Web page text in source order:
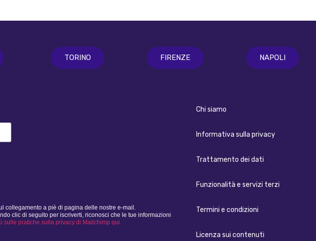
TORINO FIRENZE NAPOLI
collegamento a piè di pagina delle nostre e-mail.
clic di seguito per iscriverti, riconosci che le tue informazioni
sulle pratiche sulla privacy di Mailchimp qui.
Chi siamo
Informativa sulla privacy
Trattamento dei dati
Funzionalità e servizi terzi
Termini e condizioni
Licenza sui contenuti